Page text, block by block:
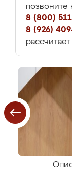
8 (800)
8 (926)